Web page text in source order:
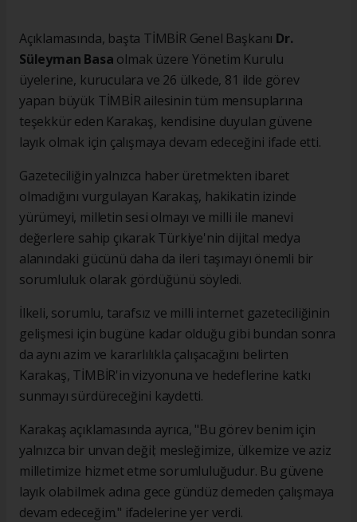
Açıklamasında, başta TİMBİR Genel Başkanı Dr.
Süleyman Basa olmak üzere Yönetim Kurulu
üyelerine, kuruculara ve 26 ülkede, 81 ilde görev
yapan büyük TİMBİR ailesinin tüm mensuplarına
teşekkür eden Karakaş, kendisine duyulan güvene
layık olmak için çalışmaya devam edeceğini ifade etti.
Gazeteciliğin yalnızca haber üretmekten ibaret
olmadığını vurgulayan Karakaş, hakikatin izinde
yürümeyi, milletin sesi olmayı ve milli ile manevi
değerlere sahip çıkarak Türkiye'nin dijital medya
alanındaki gücünü daha da ileri taşımayı önemli bir
sorumluluk olarak gördüğünü söyledi.
İlkeli, sorumlu, tarafsız ve milli internet gazeteciliğinin
gelişmesi için bugüne kadar olduğu gibi bundan sonra
da aynı azim ve kararlılıkla çalışacağını belirten
Karakaş, TİMBİR'in vizyonuna ve hedeflerine katkı
sunmayı sürdüreceğini kaydetti.
Karakaş açıklamasında ayrıca, "Bu görev benim için
yalnızca bir unvan değil; mesleğimize, ülkemize ve aziz
milletimize hizmet etme sorumluluğudur. Bu güvene
layık olabilmek adına gece gündüz demeden çalışmaya
devam edeceğim." ifadelerine yer verdi.